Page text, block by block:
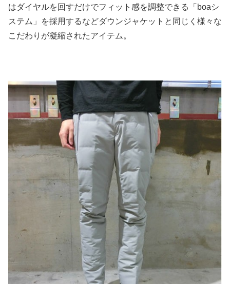
はダイヤルを回すだけでフィット感を調整できる「boaシ
ステム」を採用するなどダウンジャケットと同じく様々な
こだわりが凝縮されたアイテム。